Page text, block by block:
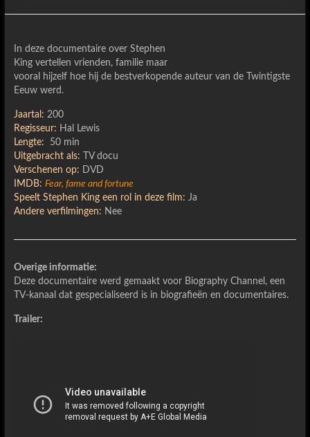
In deze documentaire over Stephen
King vertellen vrienden, familie maar
vooral hijzelf hoe hij de bestverkopende auteur van de Twintigste
Eeuw werd.
Jaartal: 200
Regisseur: Hal Lewis
Lengte: 50 min
Uitgebracht als: TV docu
Verschenen op: DVD
IMDB: Fear, fame and fortune
Speelt Stephen King een rol in deze film: Ja
Andere verfilmingen: Nee
Overige informatie:
Deze documentaire werd gemaakt voor Biography Channel, een
TV-kanaal dat gespecialiseerd is in biografieën en documentaires.
Trailer: